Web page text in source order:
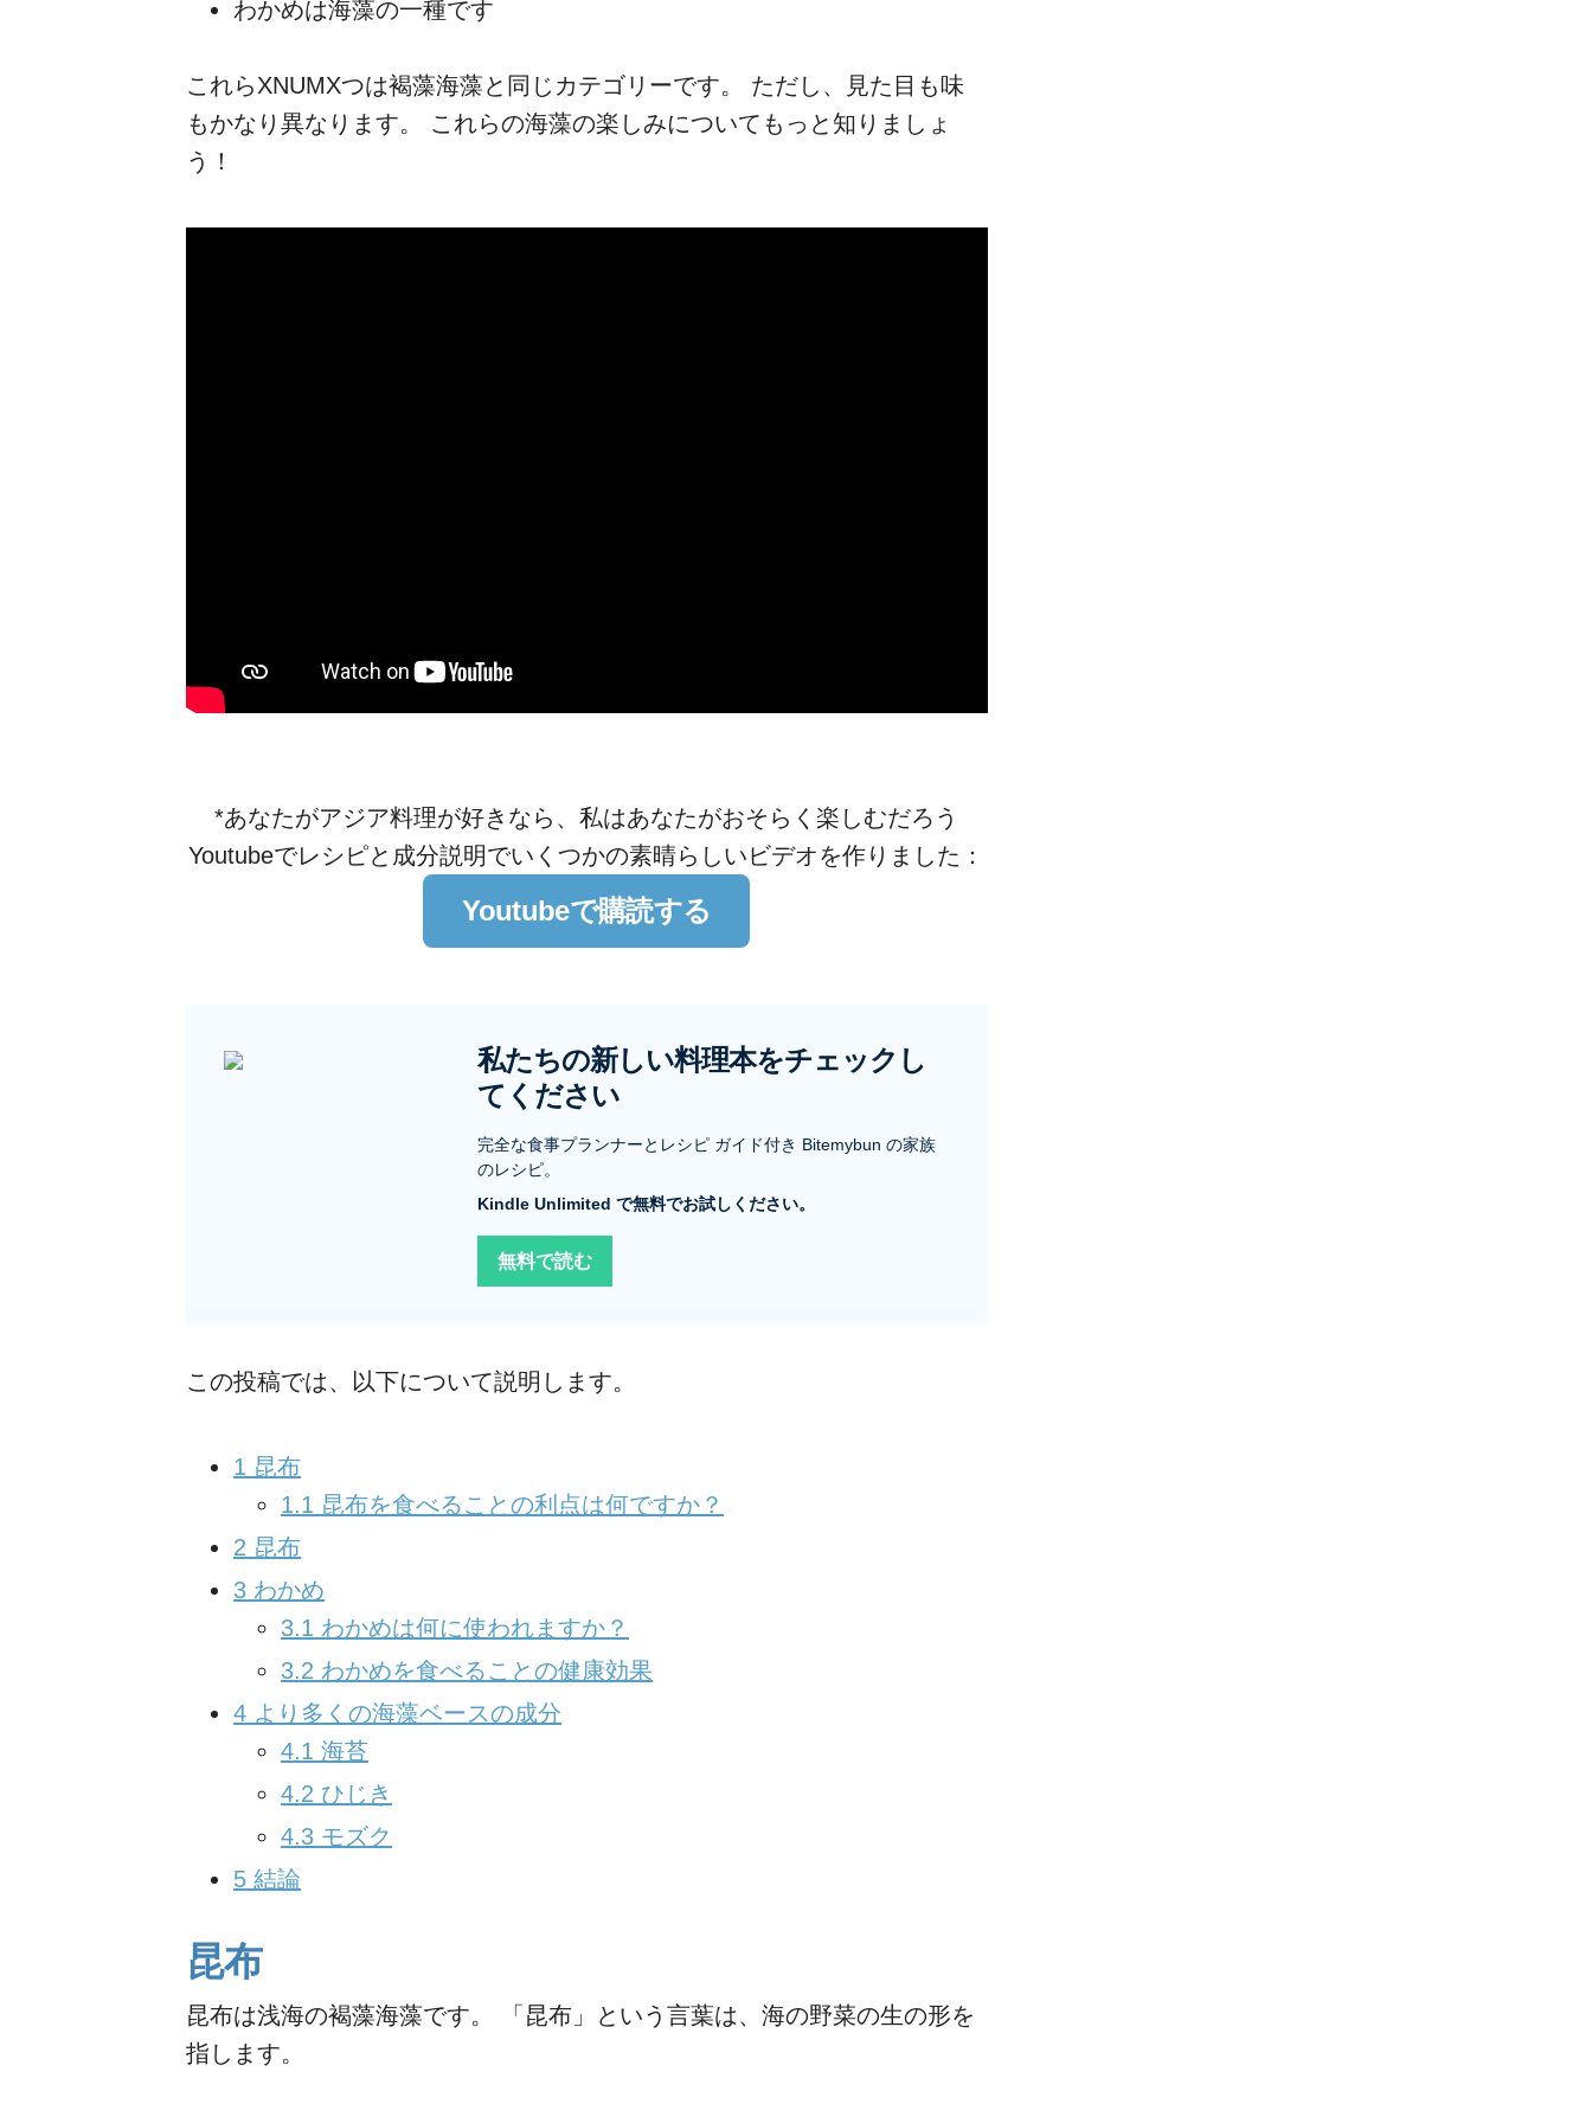
わかめは海藻の一種です
これらXNUMXつは褐藻海藻と同じカテゴリーです。 ただし、見た目も味
もかなり異なります。 これらの海藻の楽しみについてもっと知りましょ
う！
*あなたがアジア料理が好きなら、私はあなたがおそらく楽しむだろう
Youtubeでレシピと成分説明でいくつかの素晴らしいビデオを作りました：
Youtubeで購読する
私たちの新しい料理本をチェックし
てください
完全な食事プランナーとレシピ ガイド付き Bitemybun の家族
のレシピ。
Kindle Unlimited で無料でお試しください。
無料で読む
この投稿では、以下について説明します。
1 昆布
1.1 昆布を食べることの利点は何ですか？
2 昆布
3 わかめ
3.1 わかめは何に使われますか？
3.2 わかめを食べることの健康効果
4 より多くの海藻ベースの成分
4.1 海苔
4.2 ひじき
4.3 モズク
5 結論
昆布
昆布は浅海の褐藻海藻です。 「昆布」という言葉は、海の野菜の生の形を
指します。